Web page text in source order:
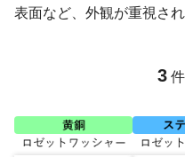
ご利用ガイド
表面など、外観が重視さ
3